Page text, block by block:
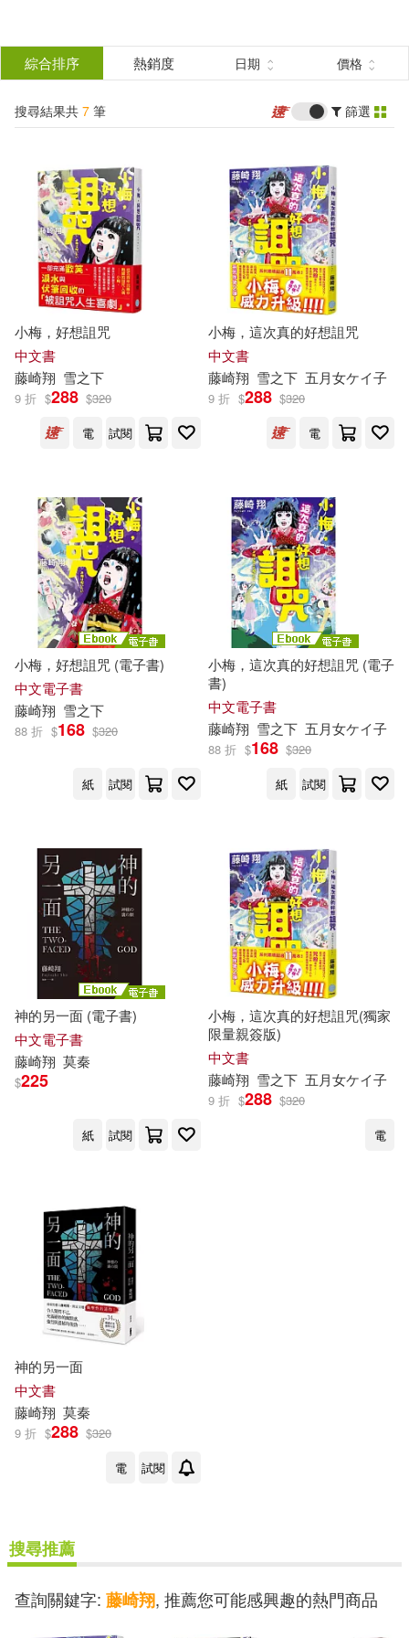
結
分類 (單選)
所有商品(7) 圖書(4)
電子書(3)
作者 (可複選)
藤崎翔(7)
出版社 (可複選)
配送方式 (可複選)
可超商取貨(4) 可海外宅配(4)
可港澳店取(4)
可新加坡店取(4)
可菲律賓店取(4)
電子書 (可複選)
適合手機平板閱讀(3)
其他 (可複選)
現在可購買商品(5)
作者/演唱/譯/編/繪(7)
綜合排序 熱銷度 日期 價格
搜尋結果共 7 筆 篩選
小梅，好想詛咒
中文書
藤崎翔 雪之下
9 折 $288 $320
電
試閱
小梅，這次真的好想詛咒
中文書
藤崎翔 雪之下 五月女ケイ子
9 折 $288 $320
電
小梅，好想詛咒 (電子書)
中文電子書
藤崎翔 雪之下
88 折 $168 $320
紙 試閱
小梅，這次真的好想詛咒 (電子
書)
中文電子書
藤崎翔 雪之下 五月女ケイ子
88 折 $168 $320
紙
試閱
神的另一面 (電子書)
中文電子書
藤崎翔 莫秦
$225
紙 試閱
小梅，這次真的好想詛咒(獨家
限量親簽版)
中文書
藤崎翔 雪之下 五月女ケイ子
9 折 $288 $320
電
神的另一面
中文書
藤崎翔 莫秦
9 折 $288 $320
電
試閱
搜尋推薦
查詢關鍵字: 藤崎翔, 推薦您可能感興趣的熱門商品